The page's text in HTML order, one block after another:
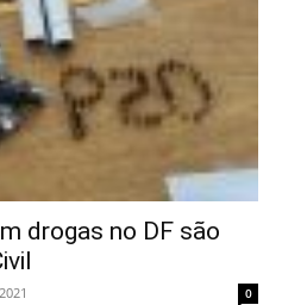
drogas no DF são
0